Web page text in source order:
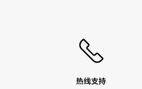
热线支持